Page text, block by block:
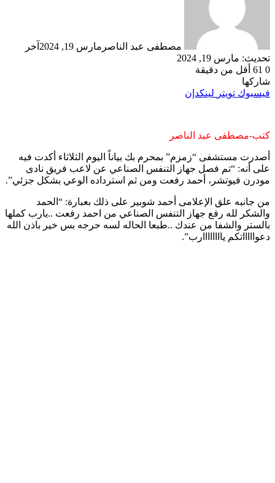
مصطفى عبد الناصر مارس 19, 2024
آخر
تحديث: مارس 19, 2024
0
أقل من دقيقة
شاركها
فيسبوك تويتر لينكدإن
كتب-مصطفى عبد الناصر
أصدرت مستشفى “زمزم” بمحرم بك بياناً اليوم الثلاثاء أكدت فيه
على أنه: “تم فصل جهاز التنفس الصناعي عن لاعب فريق نادى
مودرن فيوتشر، أحمد رفعت ومن ثم استرداده الوعي بشكل جزئي”.
من جانبه علق الإعلامى أحمد شوبير على ذلك بعبارة: “الحمد
والشكر لله رفع جهاز التنفس الصناعي من احمد رفعت ..يارب كملها
بالستر والشفا من عندك ..طبعا الحاله لسه حرجه بس خير باذن الله
دعواااااتكم ياااااااارب”.